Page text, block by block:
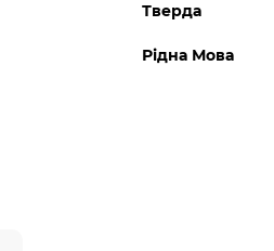
Тверда
Рідна Мова